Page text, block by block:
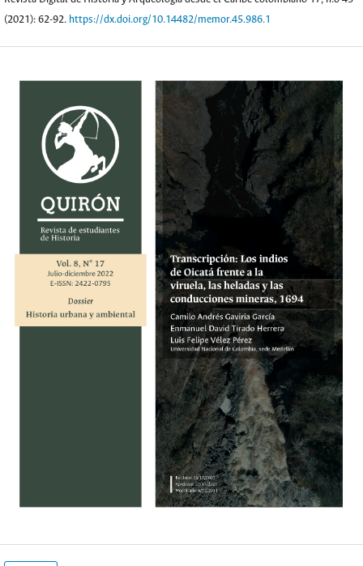
(2021): 62-92. https://dx.doi.org/10.14482/memor.45.986.1